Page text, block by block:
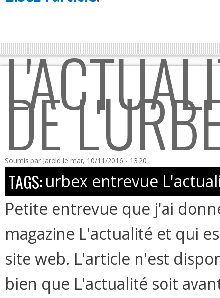
DE
Soumis par Jarold le mar, 10/11/2016 - 13:20
TAGS:urbex entrevue
Petite entrevue que j'ai
magazine L'actualité et qui
site web. L'article n'est
bien que L'actualité soit